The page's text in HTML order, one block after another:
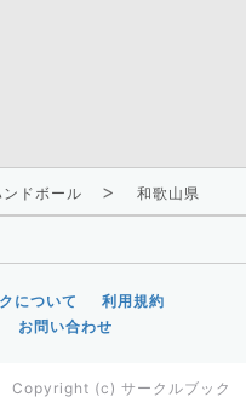
ンドボール 和歌山県
について
利用規約
お問い合わせ
Copyright (c) サークルブック